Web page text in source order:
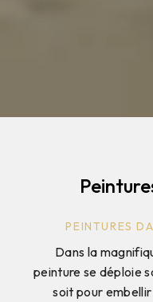
PEINTURES
Dans la
peinture se déploie
soit pour